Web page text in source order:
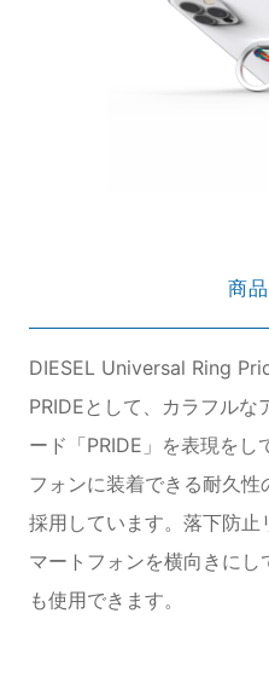
商
DIESEL Universal Ring
PRIDEとして、カラフルな
ード「PRIDE」を表現をし
フォンに装着できる耐久
採用しています。落下防止
マートフォンを横向きに
も使用できます。